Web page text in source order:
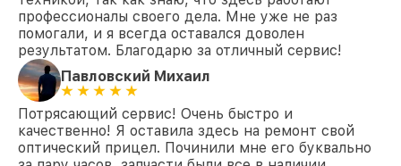
профессионалы своего дела. Мне уже не раз
помогали, и я всегда оставался доволен
результатом. Благодарю за отличный сервис!
Павловский Михаил
Потрясающий сервис! Очень быстро и
качественно! Я оставила здесь на ремонт свой
оптический прицел. Починили мне его буквально